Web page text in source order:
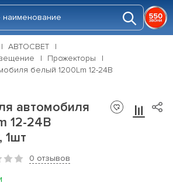
АВТОСВЕТ
Прожекторы
белый 1200Lm 12-24В
автомобиля
12-24В
1шт
0 отзывов